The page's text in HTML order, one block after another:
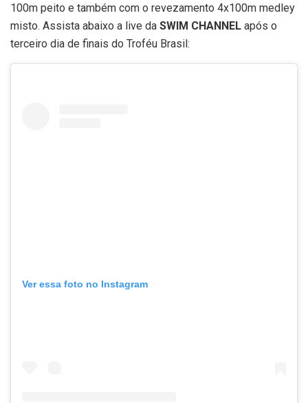
100m peito e também com o revezamento 4x100m medley
misto. Assista abaixo a live da SWIM CHANNEL após o
terceiro dia de finais do Troféu Brasil:
Ver essa foto no Instagram